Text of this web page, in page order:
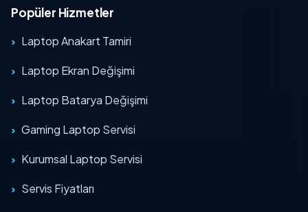
Popüler Hizmetler
Laptop Anakart Tamiri
Laptop Ekran Değişimi
Laptop Batarya Değişimi
Gaming Laptop Servisi
Kurumsal Laptop Servisi
Servis Fiyatları